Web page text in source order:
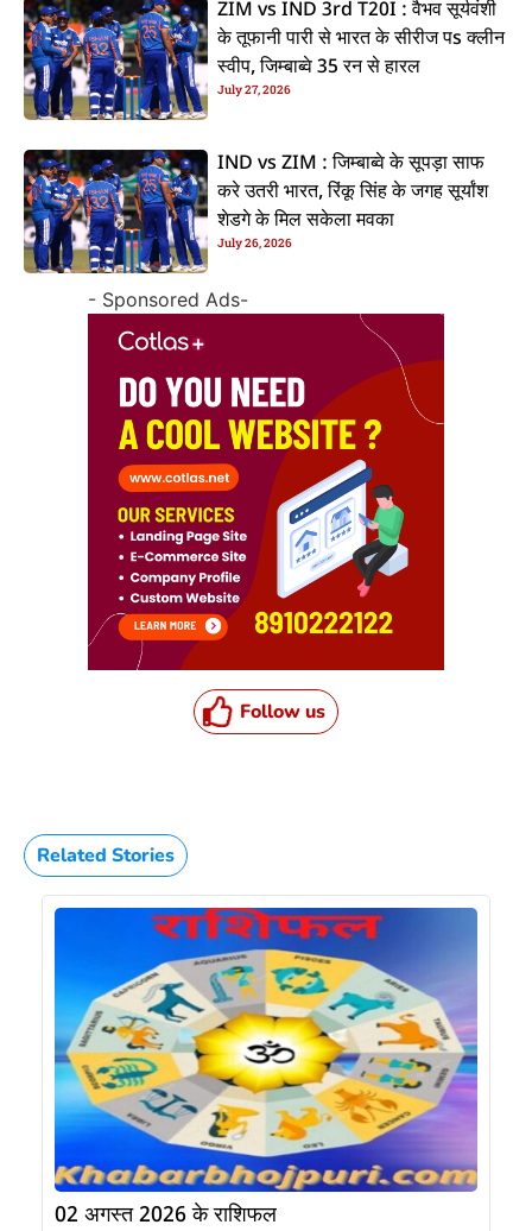
ZIM vs IND 3rd T20I : वैभव सूर्यवंशी
के तूफानी पारी से भारत के सीरीज पs क्लीन
स्वीप, जिम्बाब्वे 35 रन से हारल
July 27, 2026
IND vs ZIM : जिम्बाब्वे के सूपड़ा साफ
करे उतरी भारत, रिंकू सिंह के जगह सूर्यांश
शेडगे के मिल सकेला मवका
July 26, 2026
- Sponsored Ads-
Follow us
Related Stories
02 अगस्त 2026 के राशिफल